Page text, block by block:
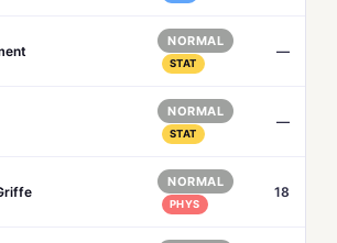
NORMAL
STAT
—
NORMAL
STAT
—
NORMAL
PHYS
18